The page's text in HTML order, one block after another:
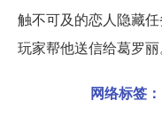
触不可及的恋人隐藏
玩家帮他送信给葛罗丽
网络标签：